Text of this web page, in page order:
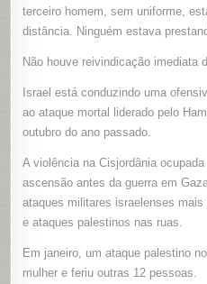
terceiro homem, sem uniforme,
distância. Ninguém estava
Não houve reivindicação imediata
Israel está conduzindo uma
ao ataque mortal liderado pelo
outubro do ano passado.
A violência na Cisjordânia
ascensão antes da guerra em
ataques militares israelenses
e ataques palestinos nas ruas.
Em janeiro, um ataque palestino
mulher e feriu outras 12 pessoas.